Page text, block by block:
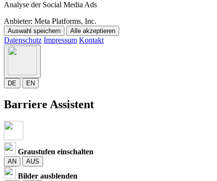
Analyse der Social Media Ads
Anbieter: Meta Platforms, Inc.
Auswahl speichern Alle akzeptieren
Datenschutz Impressum Kontakt
DE EN
Barriere Assistent
Graustufen einschalten
AN AUS
Bilder ausblenden